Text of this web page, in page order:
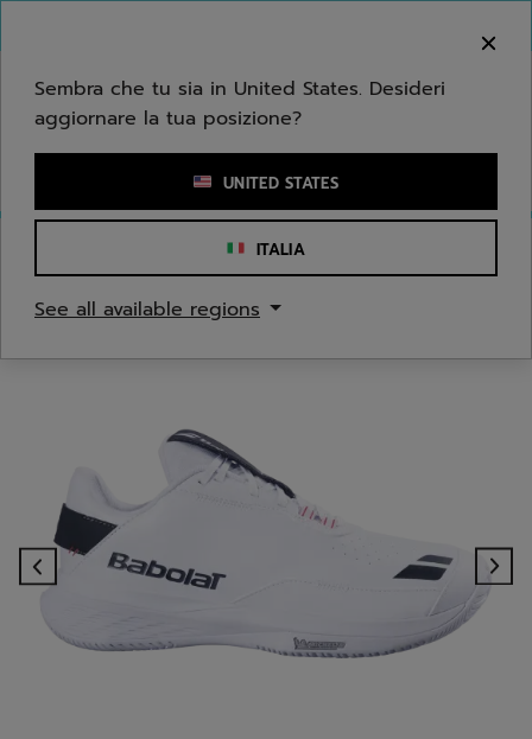
Inserisci una parola chiave o il numero di un articolo
Previous
Sembra che tu sia in United States. Desideri
aggiornare la tua posizione?
UNITED STATES
ITALIA
See all available regions